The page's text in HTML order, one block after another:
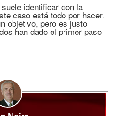
identificar con la
caso está todo por hacer.
objetivo, pero es justo
han dado el primer paso